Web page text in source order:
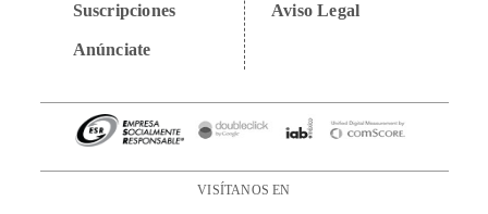
Suscripciones
Anúnciate
Aviso Legal
VISÍTANOS EN